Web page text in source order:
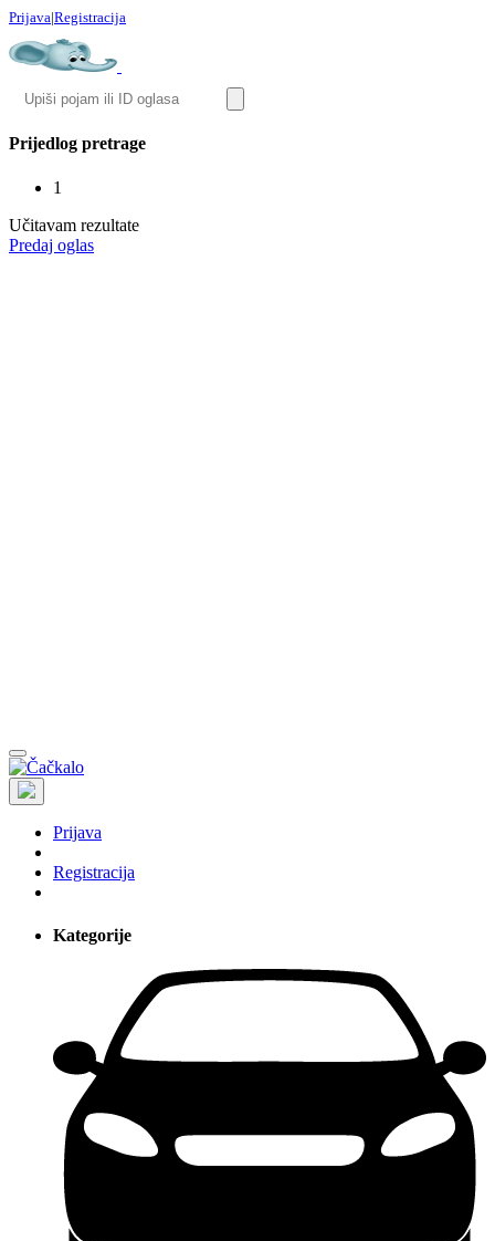
Prijava|Registracija
Prijedlog pretrage
1
Učitavam rezultate
Predaj oglas
Prijava
Registracija
Kategorije